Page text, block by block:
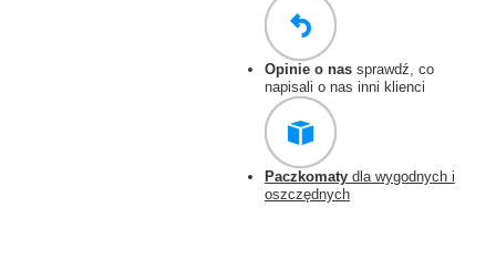
Opinie o nas sprawdź, co
napisali o nas inni klienci
Paczkomaty dla wygodnych i
oszczędnych